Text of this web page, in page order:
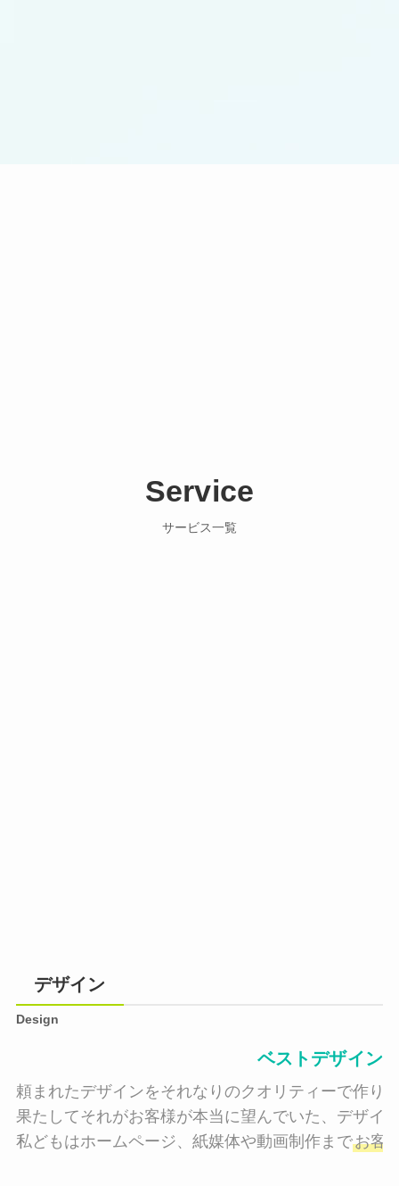
Service
サービス一覧
デザイン
Design
ベストデザイン
頼まれたデザインをそれなりのクオリティーで作り
果たしてそれがお客様が本当に望んでいた、デザイ
私どもはホームページ、紙媒体や動画制作までお客